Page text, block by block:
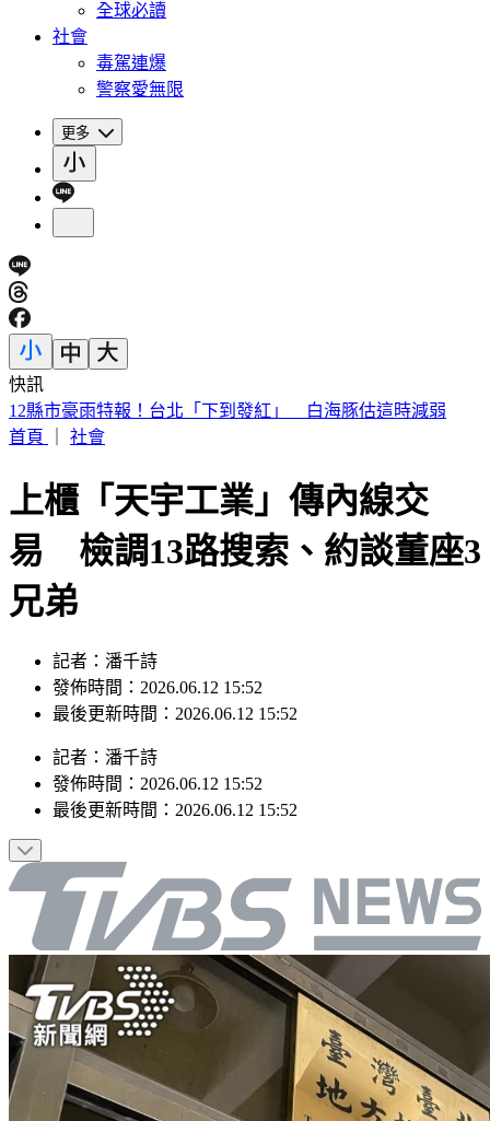
全球必讀
社會
毒駕連爆
警察愛無限
更多
快訊
拜登癌細胞又擴散！「轉到骨骼」繼續侵蝕 愛子淚吐最新病
情
上櫃「天宇工業」傳內線交
易 檢調13路搜索、約談董座3
兄弟
記者：潘千詩
發佈時間：2026.06.12 15:52
記者：潘千詩
發佈時間：2026.06.12 15:52